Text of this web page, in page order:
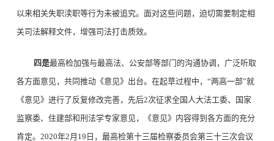
以来相关失职渎职等行为未被追究。面对这些问题，迫切需要制定相
关司法解释文件，增强司法打击质效。
四是最高检加强与最高法、公安部等部门的沟通协调，广泛听取
各方面意见，共同推动《意见》出台。在起草过程中，“两高一部”就
《意见》进行了反复修改完善，先后2次征求全国人大法工委、国家
监察委、住建部和刑法学专家意见，《意见》内容得到各方面的充分
肯定。2020年2月19日，最高检第十三届检察委员会第三十三次会议